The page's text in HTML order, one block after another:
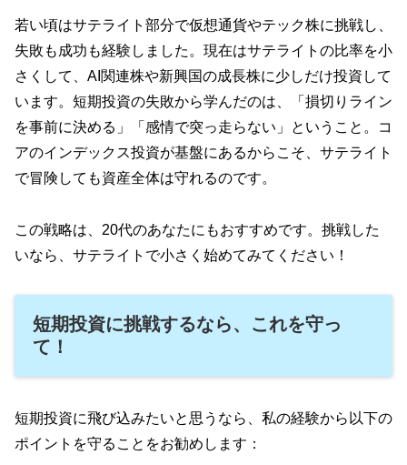
若い頃はサテライト部分で仮想通貨やテック株に挑戦し、
失敗も成功も経験しました。現在はサテライトの比率を小
さくして、AI関連株や新興国の成長株に少しだけ投資して
います。短期投資の失敗から学んだのは、「損切りライン
を事前に決める」「感情で突っ走らない」ということ。コ
アのインデックス投資が基盤にあるからこそ、サテライト
で冒険しても資産全体は守れるのです。
この戦略は、20代のあなたにもおすすめです。挑戦した
いなら、サテライトで小さく始めてみてください！
短期投資に挑戦するなら、これを守っ
て！
短期投資に飛び込みたいと思うなら、私の経験から以下の
ポイントを守ることをお勧めします：